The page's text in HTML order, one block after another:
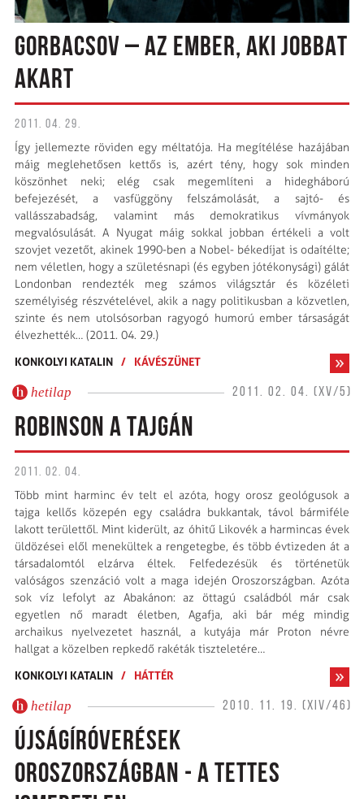
GORBACSOV – AZ EMBER, AKI JOBBAT
AKART
2011. 04. 29.
Így jellemezte röviden egy méltatója. Ha megítélése hazájában
máig meglehetősen kettős is, azért tény, hogy sok minden
köszönhet neki; elég csak megemlíteni a hidegháború
befejezését, a vasfüggöny felszámolását, a sajtó- és
vallásszabadság, valamint más demokratikus vívmányok
megvalósulását. A Nyugat máig sokkal jobban értékeli a volt
szovjet vezetőt, akinek 1990-ben a Nobel- békedíjat is odaítélte;
nem véletlen, hogy a születésnapi (és egyben jótékonysági) gálát
Londonban rendezték meg számos világsztár és közéleti
személyiség részvételével, akik a nagy politikusban a közvetlen,
szinte és nem utolsósorban ragyogó humorú ember társaságát
élvezhették… (2011. 04. 29.)
KONKOLYI KATALIN / KÁVÉSZÜNET
hetilap 2011. 02. 04. (XV/5)
ROBINSON A TAJGÁN
2011. 02. 04.
Több mint harminc év telt el azóta, hogy orosz geológu­sok a
tajga kellős közepén egy családra bukkantak, távol bár­mi­féle
lakott területtől. Mint kiderült, az óhitű Likovék a harmincas évek
üldözései elől menekültek a rengetegbe, és több évtizeden át a
társadalomtól elzárva éltek. Felfedezésük és történetük
valóságos szenzáció volt a maga idején Oroszországban. Azóta
sok víz lefolyt az Abakánon: az öttagú családból már csak
egyetlen nő maradt életben, Agafja, aki bár még mindig
archaikus nyelvezetet használ, a kutyája már Proton névre
hallgat a közelben repkedő rakéták tiszteletére…
KONKOLYI KATALIN / HÁTTÉR
hetilap 2010. 11. 19. (XIV/46)
ÚJSÁGÍRÓVERÉSEK
OROSZORSZÁGBAN - A TETTES